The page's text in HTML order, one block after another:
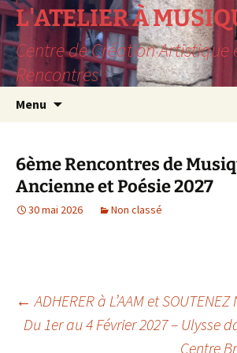
L'ATELIER À
Centre de Création Artistique
Rencontres
Menu
6ème Rencontres de
Ancienne et Poésie 2027
30 mai 2026 Non classé
Navigation
← ADHERER à L’AAM et SOUTENEZ
Du 1er au 4 Février 2027 – Ulysse
Centre